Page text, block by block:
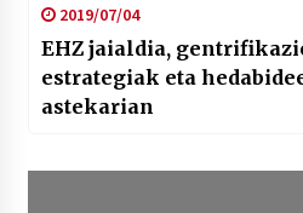
2019/07/04
EHZ jaialdia,
estrategiak eta
astekarian